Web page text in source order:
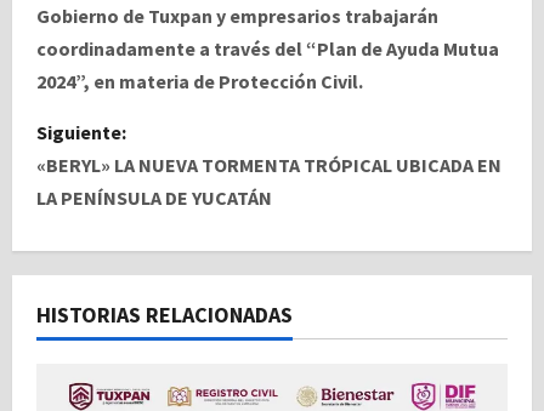
a
v
e
g
c
i
Gobierno de Tuxpan y empresarios trabajarán
coordinadamente a través del “Plan de Ayuda Mutua
2024”, en materia de Protección Civil.
Siguiente:
«BERYL» LA NUEVA TORMENTA TRÓPICAL UBICADA EN
LA PENÍNSULA DE YUCATÁN
HISTORIAS RELACIONADAS